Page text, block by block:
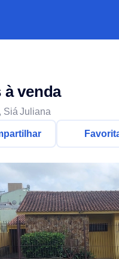
à venda
Siá Juliana